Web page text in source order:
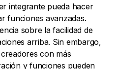
integrante pueda hacer
funciones avanzadas.
sobre la facilidad de
arriba. Sin embargo,
con más
y funciones pueden